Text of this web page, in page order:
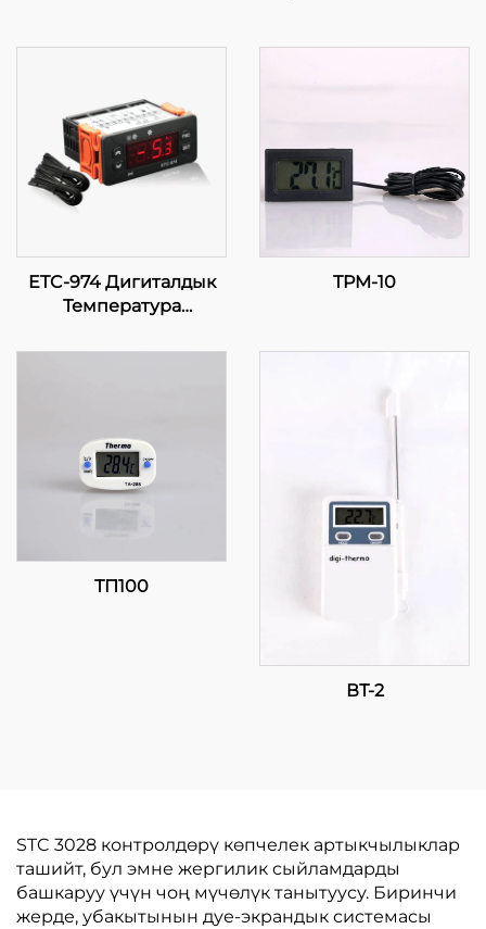
ETC-974 Дигиталдык
Температура
Саноаттык Учураактар
TPM-10
ТП100
ВТ-2
STC 3028 контролдөрү көпчелек артыкчылыклар
ташийт, бул эмне жергилик сыйламдарды
башкаруу үчүн чоң мүчөлүк танытуусу. Биринчи
жерде, убакытынын дуе-экрандык системасы